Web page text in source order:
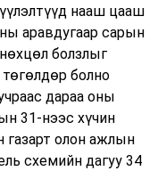
нааш цааш
аравдугаар сарын
болзлыг
болно
дараа оны
31-нээс хүчин
газарт олон ажлын
схемийн дагуу 34